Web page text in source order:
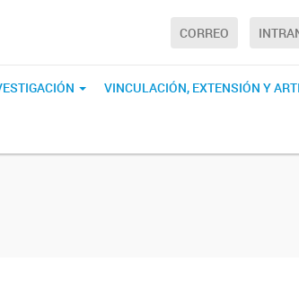
CORREO
VINCULACIÓN, EXTENSIÓN Y